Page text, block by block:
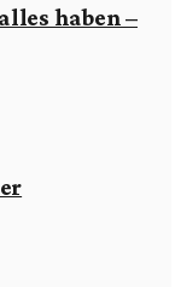
haben –